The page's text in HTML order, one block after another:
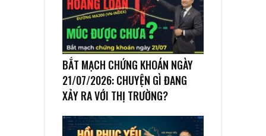
BẮT MẠCH CHỨNG KHOÁN NGÀY
21/07/2026: CHUYỆN GÌ ĐANG
XẢY RA VỚI THỊ TRƯỜNG?